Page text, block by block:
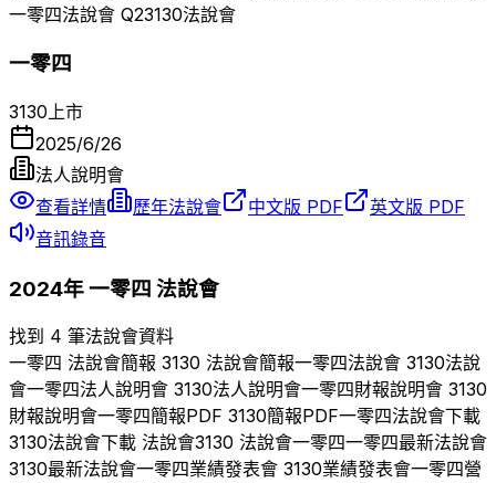
一零四法說會 Q23130法說會
一零四
3130 上市
2025/6/26
法人說明會
查看詳情
歷年法說會 中文版 PDF
英文版 PDF
音訊錄音
2024年一零四 法說會
找到 4 筆法說會資料
一零四 法說會簡報 3130 法說會簡報一零四法說會 3130法說
會一零四法人說明會 3130法人說明會一零四財報說明會 3130
財報說明會一零四簡報PDF 3130簡報PDF一零四法說會下載
3130法說會下載 法說會3130 法說會一零四一零四最新法說會
3130最新法說會一零四業績發表會 3130業績發表會一零四營